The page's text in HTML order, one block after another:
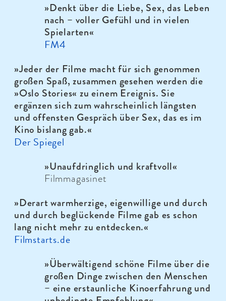
»Denkt über die Liebe, Sex, das Leben
nach – voller Gefühl und in vielen
Spielarten«
FM4
»Jeder der Filme macht für sich genommen
großen Spaß, zusammen gesehen werden die
»Oslo Stories« zu einem Ereignis. Sie
ergänzen sich zum wahrscheinlich längsten
und offensten Gespräch über Sex, das es im
Kino bislang gab.«
Der Spiegel
»Unaufdringlich und kraftvoll«
Filmmagasinet
»Derart warmherzige, eigenwillige und durch
und durch beglückende Filme gab es schon
lang nicht mehr zu entdecken.«
Filmstarts.de
»Überwältigend schöne Filme über die
großen Dinge zwischen den Menschen
– eine erstaunliche Kinoerfahrung und